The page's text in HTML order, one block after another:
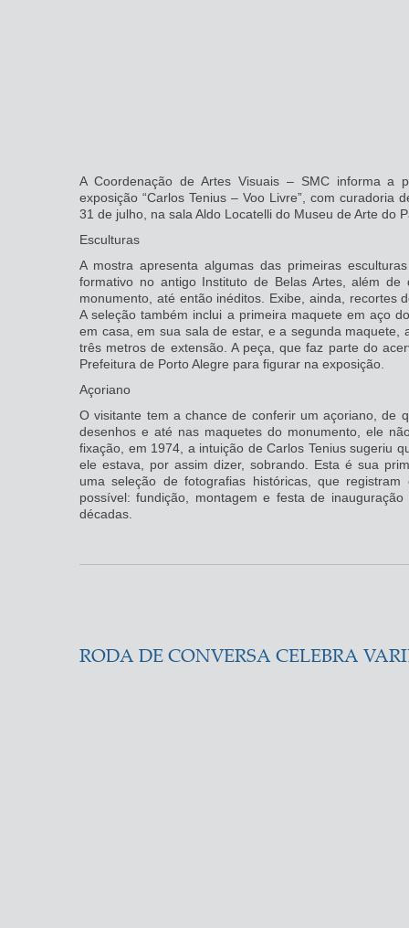
A Coordenação de Artes Visuais – SMC informa a
exposição “Carlos Tenius – Voo Livre”, com curadoria
31 de julho, na sala Aldo Locatelli do Museu de Arte do
Esculturas
A mostra apresenta algumas das primeiras
formativo no antigo Instituto de Belas Artes, além de
monumento, até então inéditos. Exibe, ainda, recortes
A seleção também inclui a primeira maquete em aço
em casa, em sua sala de estar, e a segunda maquete,
três metros de extensão. A peça, que faz parte do
Prefeitura de Porto Alegre para figurar na exposição.
Açoriano
O visitante tem a chance de conferir um açoriano, de
desenhos e até nas maquetes do monumento, ele
fixação, em 1974, a intuição de Carlos Tenius sugeriu
ele estava, por assim dizer, sobrando. Esta é sua
uma seleção de fotografias históricas, que
possível: fundição, montagem e festa de
décadas.
RODA DE CONVERSA CELEBRA